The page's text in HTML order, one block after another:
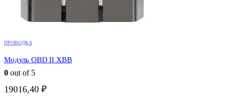
ПРОВОДКА
Модуль OBD II XBB
0 out of 5
19016,40 ₽